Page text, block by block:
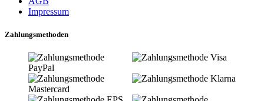
Impressum
Zahlungsmethoden